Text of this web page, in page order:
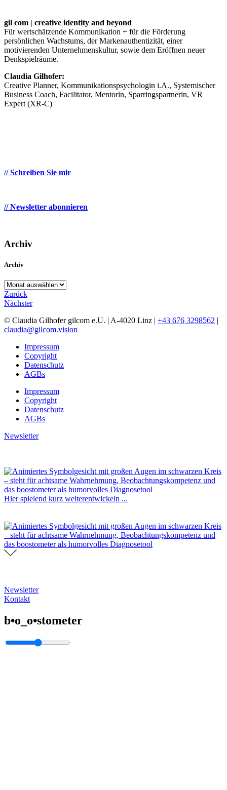
gil com | creative identity and beyond
Für wertschätzende Kommunikation + für die Förderung
persönlichen Wachstums, der Markenauthentizität, einer
motivierenden Unternehmenskultur, sowie dem Eröffnen neuer
Denkspielräume.
Claudia Gilhofer:
Creative Planner, Kommunikationspsychologin i.A., Systemischer
Business Coach, Facilitator, Mentorin, Sparringspartnerin, VR
Expert (XR-C)
// Schreiben Sie mir
// Newsletter abonnieren
Archiv
Archiv
Archiv
Zurück
Nächster
© Claudia Gilhofer gilcom e.U. | A-4020 Linz | +43 676 3298562 |
claudia@gilcom.vision
Impressum
Copyright
Datenschutz
AGBs
Impressum
Copyright
Datenschutz
AGBs
Newsletter
Hier spielend kurz weiterentwickeln ...
Newsletter
Kontakt
b•o_o•stometer